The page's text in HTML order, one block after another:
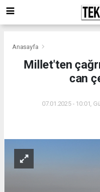
Anasayfa
Millet'ten
can
07.01.2025 - 10:01,